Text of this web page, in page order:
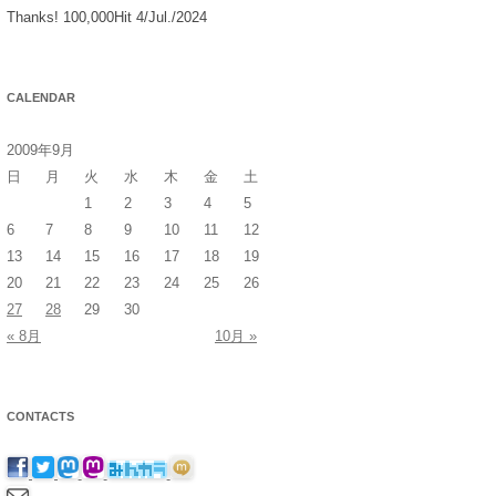
Thanks! 100,000Hit 4/Jul./2024
CALENDAR
2009年9月
日
月 火 水 木 金
土
1
2 3 4
5
6
7 8 9 10 11
12
13
14 15 16 17 18
19
20
21 22 23 24 25
26
27
28 29
30
« 8月
10月 »
CONTACTS